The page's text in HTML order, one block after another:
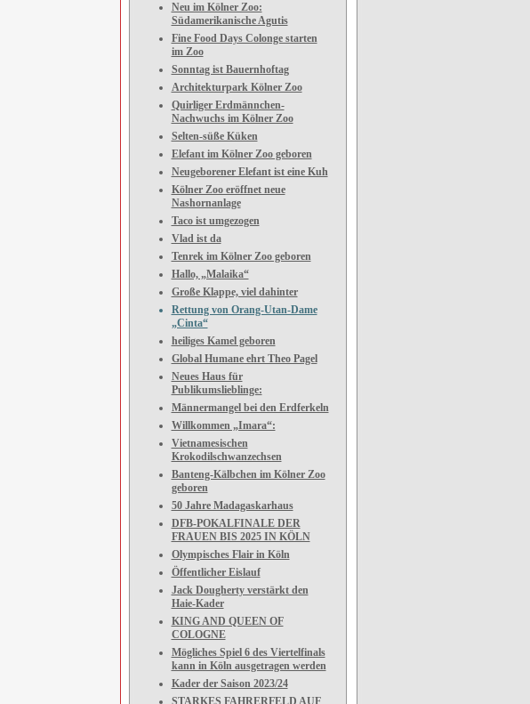
Neu im Kölner Zoo:
Südamerikanische Agutis
Fine Food Days Colonge starten
im Zoo
Sonntag ist Bauernhoftag
Architekturpark Kölner Zoo
Quirliger Erdmännchen-
Nachwuchs im Kölner Zoo
Selten-süße Küken
Elefant im Kölner Zoo geboren
Neugeborener Elefant ist eine Kuh
Kölner Zoo eröffnet neue
Nashornanlage
Taco ist umgezogen
Vlad ist da
Tenrek im Kölner Zoo geboren
Hallo, „Malaika“
Große Klappe, viel dahinter
Rettung von Orang-Utan-Dame
„Cinta“
heiliges Kamel geboren
Global Humane ehrt Theo Pagel
Neues Haus für
Publikumslieblinge:
Männermangel bei den Erdferkeln
Willkommen „Imara“:
Vietnamesischen
Krokodilschwanzechsen
Banteng-Kälbchen im Kölner Zoo
geboren
50 Jahre Madagaskarhaus
DFB-POKALFINALE DER
FRAUEN BIS 2025 IN KÖLN
Olympisches Flair in Köln
Öffentlicher Eislauf
Jack Dougherty verstärkt den
Haie-Kader
KING AND QUEEN OF
COLOGNE
Mögliches Spiel 6 des Viertelfinals
kann in Köln ausgetragen werden
Kader der Saison 2023/24
STARKES FAHRERFELD AUF